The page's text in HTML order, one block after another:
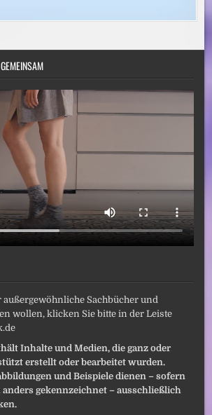
außergewöhnliche Sachbücher und
wollen, klicken Sie bitte in der Leiste
Inhalte und Medien, die ganz oder
erstellt oder bearbeitet wurden.
und Beispiele dienen – sofern
gekennzeichnet – ausschließlich